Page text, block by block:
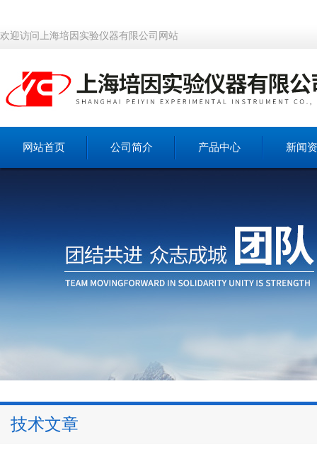
欢迎访问上海培因实验仪器有限公司网站
网站首页 公司简介 产品中心 新闻
技术文章